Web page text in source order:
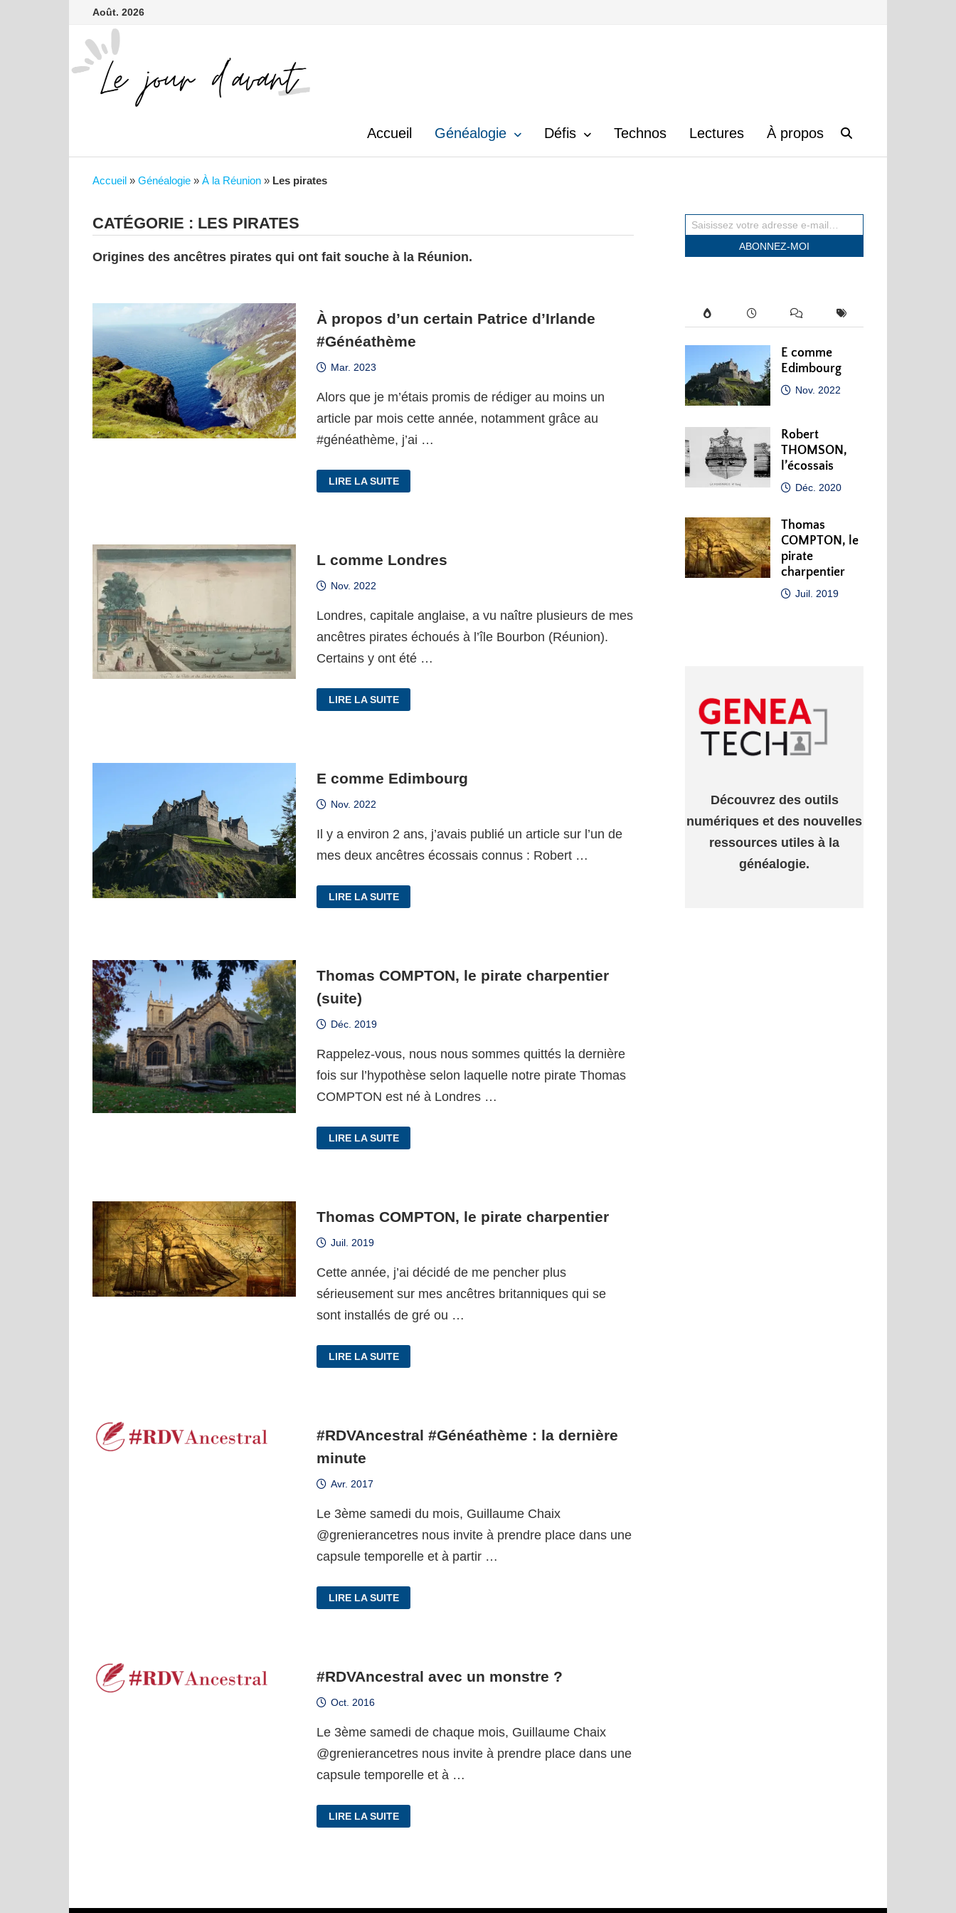
Passer
contenu
Août. 2026
Accueil Généalogie Défis Technos Lectures À propos
Accueil» Généalogie» À la Réunion» Les pirates
CATÉGORIE : LES PIRATES
Origines des ancêtres pirates qui ont fait souche à la Réunion.
À propos d’un certain Patrice d’Irlande
#Généathème
Mar. 2023
Alors que je m’étais promis de rédiger au moins un
article par mois cette année, notamment grâce au
#généathème, j’ai …
PROPOS
D’UN
LIRE LA SUITE
L comme Londres
Nov. 2022
Londres, capitale anglaise, a vu naître plusieurs de mes
ancêtres pirates échoués à l’île Bourbon (Réunion).
Certains y ont été …
COMME
LONDRES
LIRE LA SUITE
E comme Edimbourg
Nov. 2022
Il y a environ 2 ans, j’avais publié un article sur l’un de
mes deux ancêtres écossais connus : Robert …
COMME
EDIMBOURG
LIRE LA SUITE
Thomas COMPTON, le pirate charpentier
(suite)
Déc. 2019
Rappelez-vous, nous nous sommes quittés la dernière
fois sur l’hypothèse selon laquelle notre pirate Thomas
COMPTON est né à Londres …
COMPTON,
LE
LIRE LA SUITE
Thomas COMPTON, le pirate charpentier
Juil. 2019
Cette année, j’ai décidé de me pencher plus
sérieusement sur mes ancêtres britanniques qui se
sont installés de gré ou …
COMPTON,
LE
LIRE LA SUITE
#RDVAncestral #Généathème : la dernière
minute
Avr. 2017
Le 3ème samedi du mois, Guillaume Chaix
@grenierancetres nous invite à prendre place dans une
capsule temporelle et à partir …
#RDVANCESTRAL
#GÉNÉATHÈME
:
LIRE LA SUITE
#RDVAncestral avec un monstre ?
Oct. 2016
Le 3ème samedi de chaque mois, Guillaume Chaix
@grenierancetres nous invite à prendre place dans une
capsule temporelle et à …
#RDVANCESTRAL
AVEC
UN
LIRE LA SUITE
Saisissez votre adresse e-mail…
ABONNEZ-MOI
E comme
Edimbourg
Nov. 2022
Robert
THOMSON,
l’écossais
Déc. 2020
Thomas
COMPTON, le
pirate
charpentier
Juil. 2019
Découvrez des outils
numériques et des nouvelles
ressources utiles à la
généalogie.